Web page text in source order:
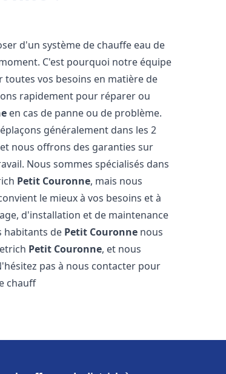
d'un système de chauffe eau de
C'est pourquoi notre équipe
vos besoins en matière de
rapidement pour réparer ou
en cas de panne ou de problème.
généralement dans les 2
nous offrons des garanties sur
Nous sommes spécialisés dans
Petit Couronne, mais nous
le mieux à vos besoins et à
d'installation et de maintenance
habitants de Petit Couronne nous
Petit Couronne, et nous
pas à nous contacter pour
chauff